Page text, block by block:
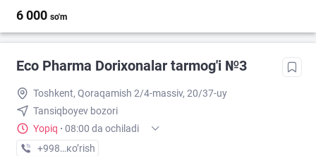
6 000 so'm
Eco Pharma Dorixonalar tarmog'i №3
Toshkent, Qoraqamish 2/4-massiv, 20/37-uy
Tansiqboyev bozori
Yopiq · 08:00 da ochiladi
+998 (99) XXX-XX-XX
кo’rish